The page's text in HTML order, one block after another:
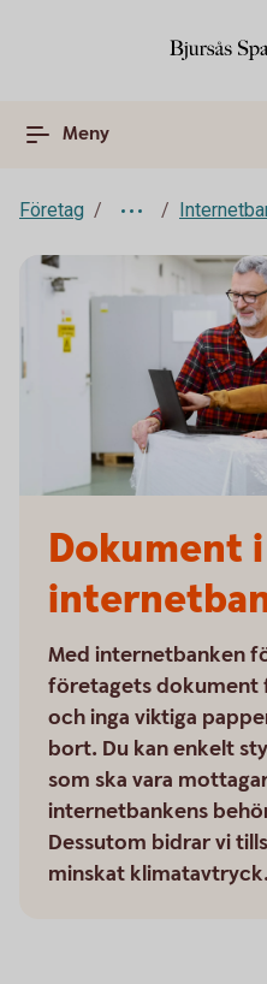
Meny
Företag
Dokument i
Med internetbanken
företagets dokument
och inga viktiga
bort. Du kan enkelt
som ska vara
internetbankens
Dessutom bidrar vi
minskat klimatavtryck.